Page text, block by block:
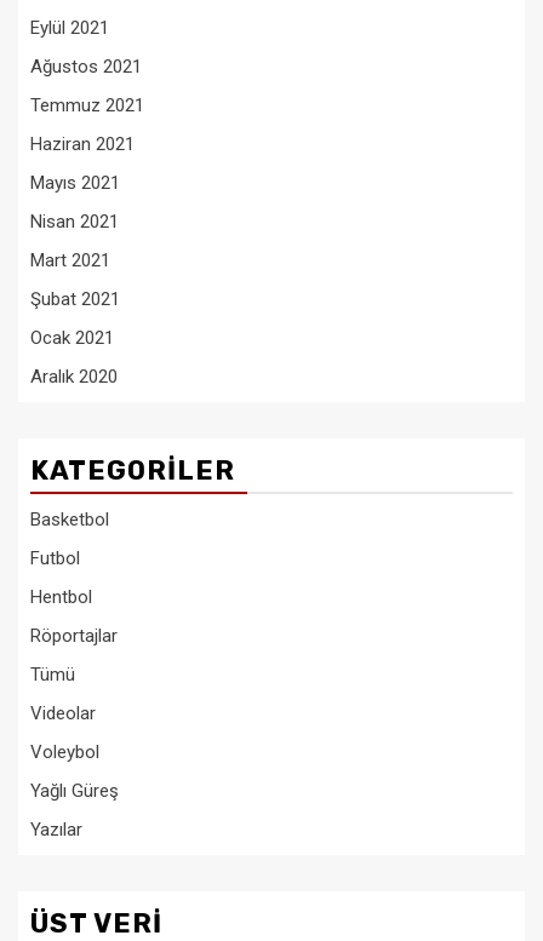
Eylül 2021
Ağustos 2021
Temmuz 2021
Haziran 2021
Mayıs 2021
Nisan 2021
Mart 2021
Şubat 2021
Ocak 2021
Aralık 2020
KATEGORILER
Basketbol
Futbol
Hentbol
Röportajlar
Tümü
Videolar
Voleybol
Yağlı Güreş
Yazılar
ÜST VERI